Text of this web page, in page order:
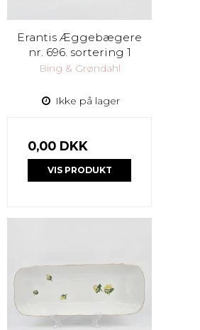
Erantis Æggebægere
nr. 696. sortering 1
Bing & Grøndahl
Ikke på lager
0,00 DKK
VIS PRODUKT